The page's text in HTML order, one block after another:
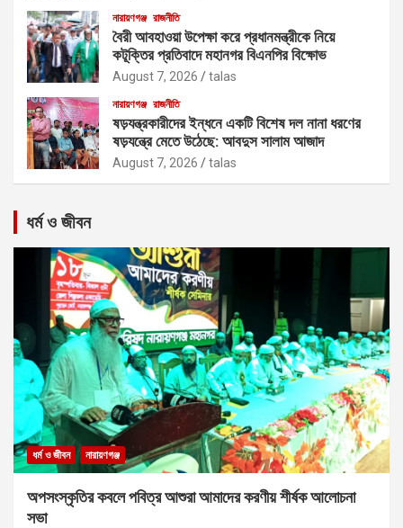
নারায়ণগঞ্জ রাজনীতি
বৈরী আবহাওয়া উপেক্ষা করে প্রধানমন্ত্রীকে নিয়ে
কটূক্তির প্রতিবাদে মহানগর বিএনপির বিক্ষোভ
August 7, 2026 talas
নারায়ণগঞ্জ রাজনীতি
ষড়যন্ত্রকারীদের ইন্ধনে একটি বিশেষ দল নানা ধরণের
ষড়যন্ত্রে মেতে উঠেছে: আবদুস সালাম আজাদ
August 7, 2026 talas
ধর্ম ও জীবন
ধর্ম ও জীবন নারায়ণগঞ্জ
অপসংস্কৃতির কবলে পবিত্র আশুরা আমাদের করণীয় শীর্ষক আলোচনা
সভা